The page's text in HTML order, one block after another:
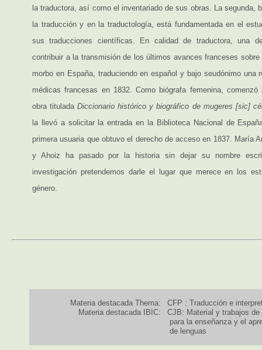
la traductora, así como el inventariado de sus obras. La segunda,
la traducción y en la traductología, está fundamentada en el
sus traducciones científicas. En calidad de traductora, una
contribuir a la transmisión de los últimos avances franceses
morbo en España, traduciendo en español y bajo seudónimo una
médicas francesas en 1832. Como biógrafa femenina,
obra tituladaDiccionario histórico y biográfico de mugeres [sic]
la llevó a solicitar la entrada en la Biblioteca Nacional de
primera usuaria que obtuvo el derecho de acceso en 1837. María
y Ahoiz ha pasado por la historia sin dejar su nombre
investigación pretendemos darle el lugar que merece en los
género.
Materia destacada Thema:
CFP : Traducción e
Materia destacada IBIC:
CJB: Material y trabajos de
para la enseñanza y el
de lenguas